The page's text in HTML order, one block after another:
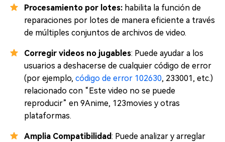
Procesamiento por lotes: habilita la función de
reparaciones por lotes de manera eficiente a través
de múltiples conjuntos de archivos de video.
Corregir videos no jugables: Puede ayudar a los
usuarios a deshacerse de cualquier código de error
(por ejemplo, código de error 102630, 233001, etc.)
relacionado con “Este video no se puede
reproducir” en 9Anime, 123movies y otras
plataformas.
Amplia Compatibilidad: Puede analizar y arreglar